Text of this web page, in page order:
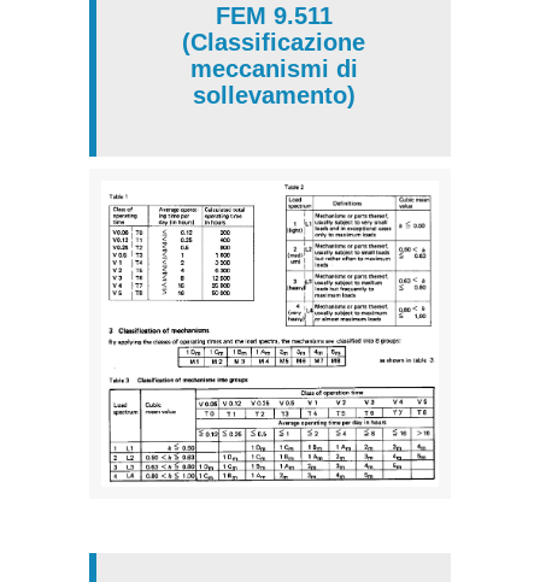
FEM 9.511
(Classificazione
meccanismi di
sollevamento)